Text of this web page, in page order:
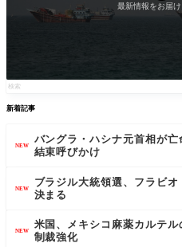
最新情報をお届
新着記事
NEW
バングラ・ハシナ元首相が
結束呼びかけ
NEW
ブラジル大統領選、フラビ
決まる
NEW
米国、メキシコ麻薬カルテル
制裁強化